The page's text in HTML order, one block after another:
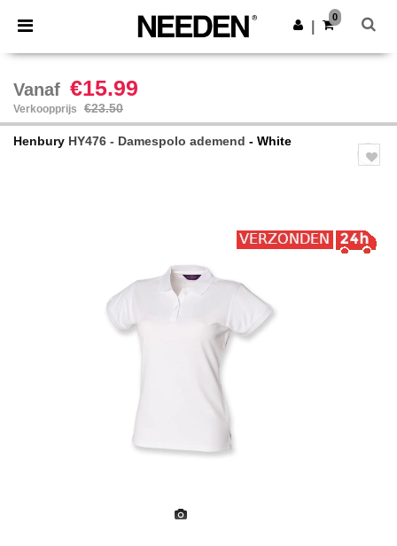
× Needen-app
Betere prijzen in de app!
Download app
0
Vanaf €15.99
Verkoopprijs €23.50
Henbury HY476 - Damespolo ademend - White